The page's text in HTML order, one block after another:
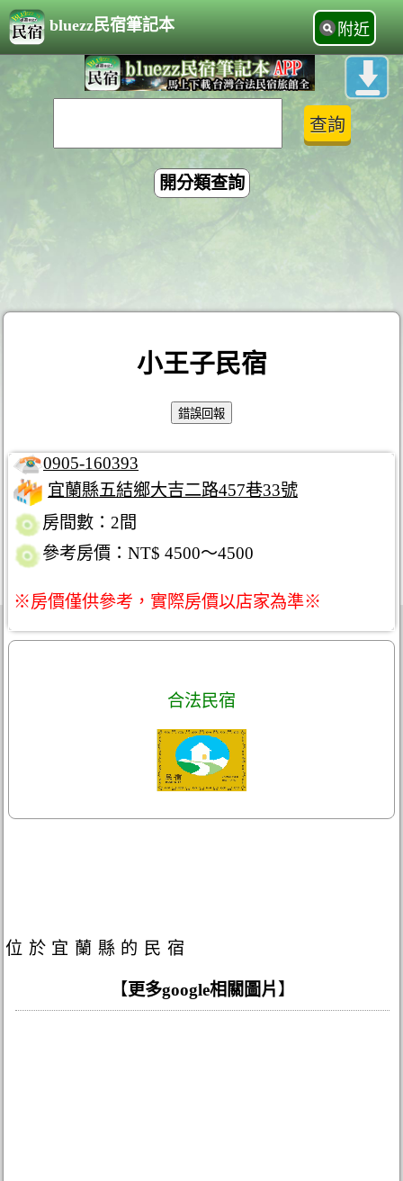
bluezz民宿筆記本 附近
開分類查詢
小王子民宿
0905-160393
宜蘭縣五結鄉大吉二路457巷33號
房間數：2間
參考房價：NT$ 4500～4500
※房價僅供參考，實際房價以店家為準※
合法民宿
位於宜蘭縣的民宿
【更多google相關圖片 】